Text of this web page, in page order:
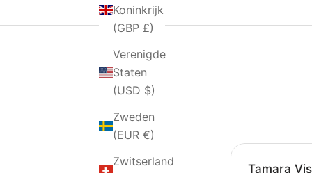
Koninkrijk
(GBP £)
Verenigde
Staten
(USD $)
Zweden
(EUR €)
Zwitserland